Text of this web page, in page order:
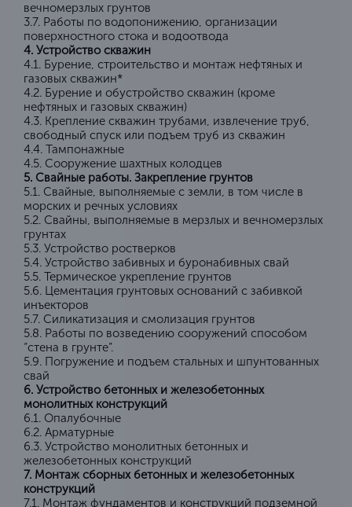
вечномерзлых грунтов
3.7. Работы по водопонижению, организации
поверхностного стока и водоотвода
4. Устройство скважин
4.1. Бурение, строительство и монтаж нефтяных и
газовых скважин*
4.2. Бурение и обустройство скважин (кроме
нефтяных и газовых скважин)
4.3. Крепление скважин трубами, извлечение труб,
свободный спуск или подъем труб из скважин
4.4. Тампонажные
4.5. Сооружение шахтных колодцев
5. Свайные работы. Закрепление грунтов
5.1. Свайные, выполняемые с земли, в том числе в
морских и речных условиях
5.2. Свайны, выполняемые в мерзлых и вечномерзлых
грунтах
5.3. Устройство ростверков
5.4. Устройство забивных и буронабивных свай
5.5. Термическое укрепление грунтов
5.6. Цементация грунтовых оснований с забивкой
инъекторов
5.7. Силикатизация и смолизация грунтов
5.8. Работы по возведению сооружений способом
“стена в грунте”.
5.9. Погружение и подъем стальных и шпунтованных
свай
6. Устройство бетонных и железобетонных
монолитных конструкций
6.1. Опалубочные
6.2. Арматурные
6.3. Устройство монолитных бетонных и
железобетонных конструкций
7. Монтаж сборных бетонных и железобетонных
конструкций
7.1. Монтаж фундаментов и конструкций подземной